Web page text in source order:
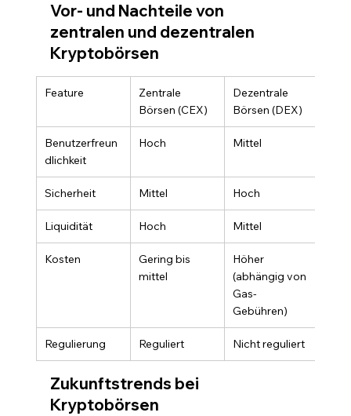
Vor- und Nachteile von
zentralen und dezentralen
Kryptobörsen
Feature
Zentrale
Börsen (CEX)
Dezentrale
Börsen (DEX)
Benutzerfreun
dlichkeit
Hoch Mittel
Sicherheit Mittel Hoch
Liquidität Hoch Mittel
Kosten
Gering bis
mittel
Höher
(abhängig von
Gas-
Gebühren)
Regulierung Reguliert Nicht reguliert
Zukunftstrends bei
Kryptobörsen